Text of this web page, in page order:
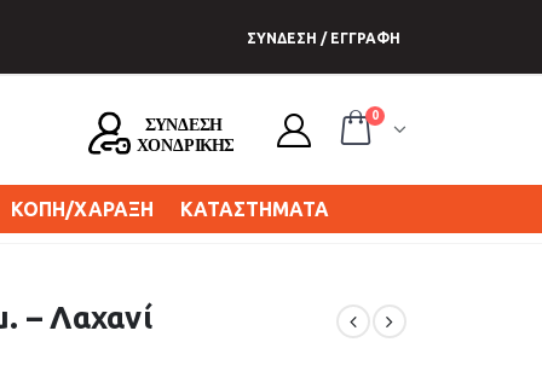
ΣΥΝΔΕΣΗ / ΕΓΓΡΑΦΗ
0
ΚΟΠΗ/ΧΑΡΑΞΗ ΚΑΤΑΣΤΗΜΑΤΑ
– Λαχανί